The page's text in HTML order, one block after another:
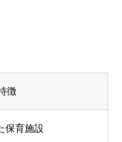
徴
保育施設